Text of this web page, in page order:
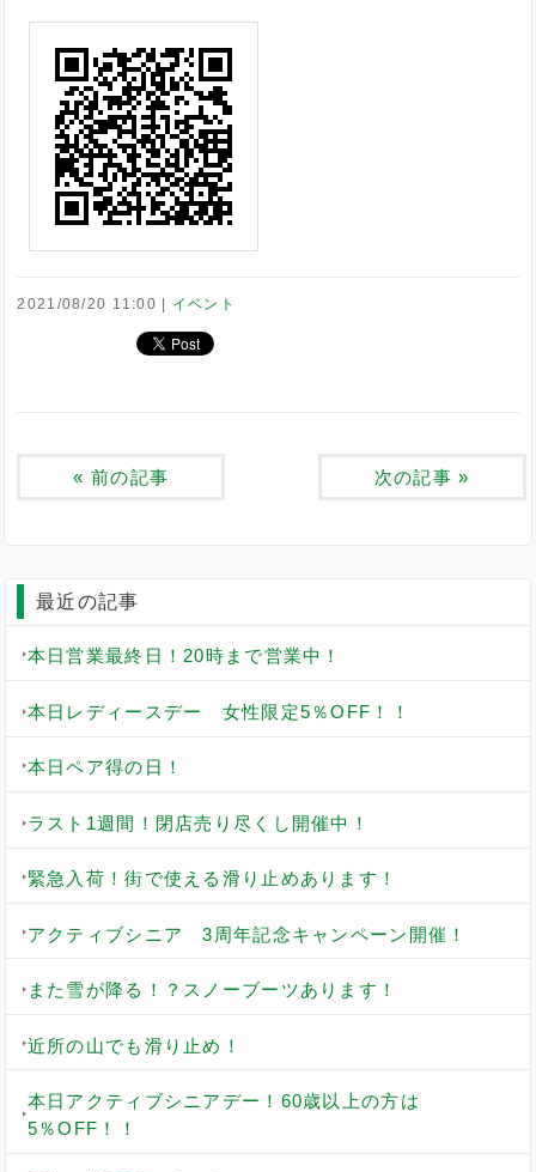
2021/08/20 11:00 イベント
« 前の記事 次の記事 »
最近の記事
本日営業最終日！20時まで営業中！
本日レディースデー 女性限定5％OFF！！
本日ペア得の日！
ラスト1週間！閉店売り尽くし開催中！
緊急入荷！街で使える滑り止めあります！
アクティブシニア 3周年記念キャンペーン開催！
また雪が降る！？スノーブーツあります！
近所の山でも滑り止め！
本日アクティブシニアデー！60歳以上の方は
5％OFF！！